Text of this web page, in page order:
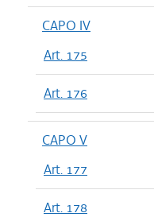
CAPO IV
Art. 175
Art. 176
CAPO V
Art. 177
Art. 178